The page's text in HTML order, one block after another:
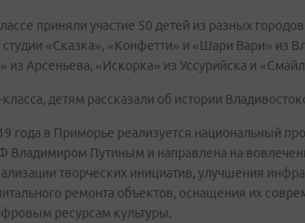
приняли участие 50 детей из разных
студии «Сказка», «Конфетти» и «Шари Вари» из
из Арсеньева, «Искорка» из Уссурийска и
детям рассказали об истории
года в Приморье реализуется национальный
Владимиром Путиным и направлена на
творческих инициатив, улучшения
ремонта объектов, оснащения их
ресурсам культуры.